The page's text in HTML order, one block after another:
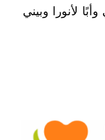
لأنورا وبيني